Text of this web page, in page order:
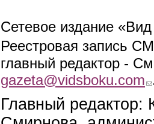
Сетевое издание
Реестровая запись
главный редактор -
gazeta@vidsboku.com
Главный